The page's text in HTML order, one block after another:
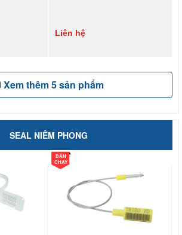
Liên hệ
Xem thêm5sản phẩm
SEAL NIÊM PHONG
BÁN
CHẠY